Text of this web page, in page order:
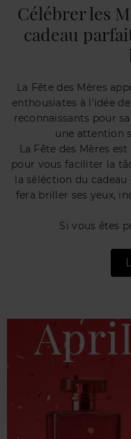
Célébrer les
cadeau
La Fête des Mères
enthousiates à l’idée
reconnaissants pour
une attention
La Fête des Mères
pour vous faciliter la
la séléction du
fera briller ses yeux,
Si vous êtes